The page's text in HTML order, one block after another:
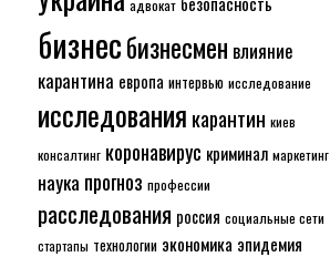
адвокат
бизнесбизнесмен влияние
карантина европа интервью исследование
исследования карантин киев
консалтинг коронавирус криминал маркетинг
наука прогноз профессии
расследования россия социальные сети
стартапы технологии экономика эпидемия